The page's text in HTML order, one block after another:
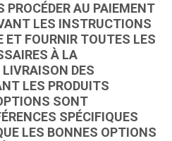
PROCÉDER AU PAIEMENT
LES INSTRUCTIONS
ET FOURNIR TOUTES LES
À LA
DES
LES PRODUITS
SONT
SPÉCIFIQUES
LES BONNES OPTIONS